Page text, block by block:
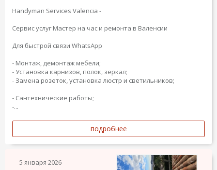
Handyman Services Valencia -
Сервис услуг Мастер на час и ремонта в Валенсии
Для быстрой связи WhatsApp
- Монтаж, демонтаж мебели;
- Установка карнизов, полок, зеркал;
- Замена розеток, установка люстр и светильников;
- Сантехнические работы;
-...
подробнее
5 января 2026